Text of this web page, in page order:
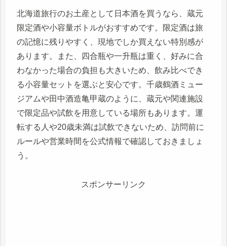
北海道旅行のお土産として日本酒を買うなら、蔵元
限定酒や小容量ボトルがおすすめです。限定酒は旅
の記憶に残りやすく、現地でしか買えない特別感が
あります。また、四合瓶や一升瓶は重く、好みに合
わなかった場合の負担も大きいため、飲み比べでき
る小容量セットを選ぶと安心です。千歳鶴酒ミュー
ジアムや田中酒造亀甲蔵のように、蔵元や関連施設
で限定品や試飲を用意している場所もあります。運
転する人や20歳未満は試飲できないため、訪問前に
ルールや営業時間を公式情報で確認しておきましょ
う。
スポンサーリンク